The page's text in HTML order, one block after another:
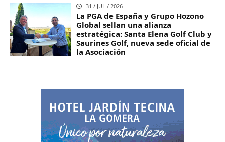
31 / JUL / 2026
La PGA de España y Grupo Hozono
Global sellan una alianza
estratégica: Santa Elena Golf Club y
Saurines Golf, nueva sede oficial de
la Asociación